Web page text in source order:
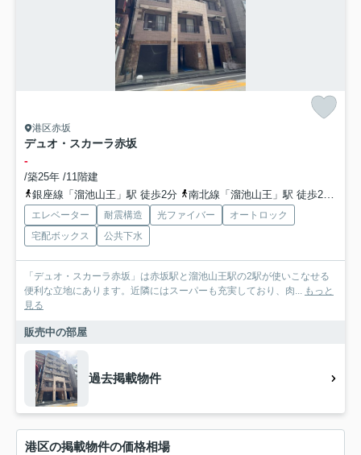
港区赤坂
デュオ・スカーラ赤坂
-
/築25年 /11階建
銀座線「溜池山王」駅 徒歩2分
南北線「溜池山王」駅 徒歩2分
エレベーター 耐震構造 光ファイバー
オートロック
宅配ボックス
公共下水
「デュオ・スカーラ赤坂」は赤坂駅と溜池山王駅の2駅が使いこなせる
便利な立地にあります。近隣にはスーパーも充実しており、肉... もっと
見る
販売中の部屋
過去掲載物件
港区の掲載物件の価格相場